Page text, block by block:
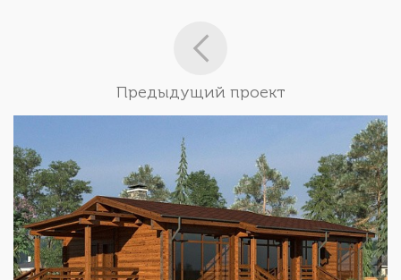
Предыдущий проект